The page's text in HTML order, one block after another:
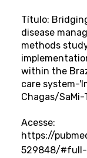
Título:
disease
methods
within the
care system-
Chagas/
Acesse:
https://
529848/#full-